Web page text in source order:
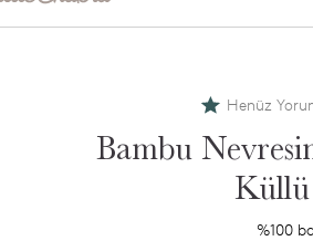
Henüz
Bambu
%100